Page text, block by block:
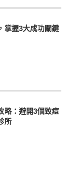
掌握3大成功關鍵
略：避開3個致痘
所